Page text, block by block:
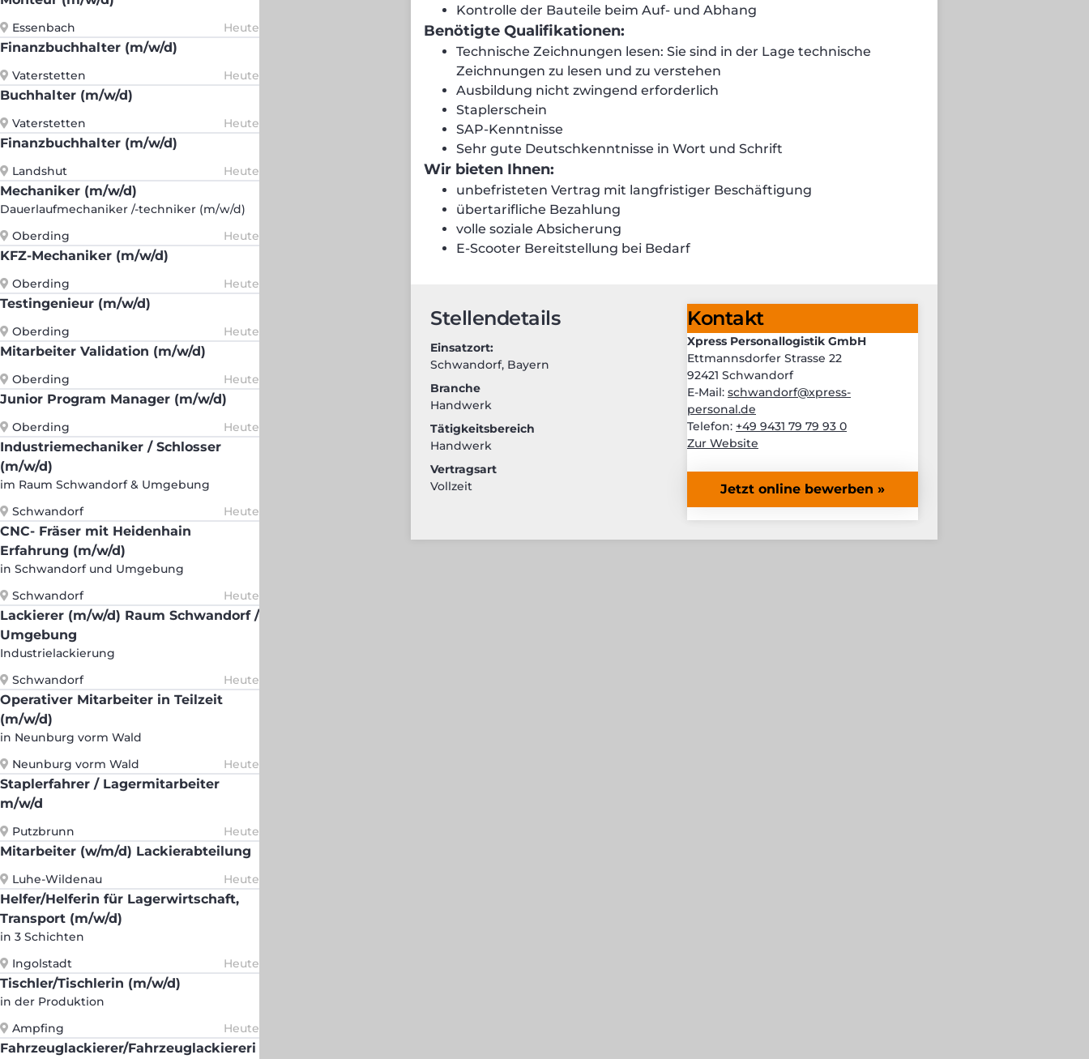
Essenbach Heute
Finanzbuchhalter (m/w/d)
Vaterstetten Heute
Buchhalter (m/w/d)
Vaterstetten Heute
Finanzbuchhalter (m/w/d)
Landshut Heute
Mechaniker (m/w/d)
Dauerlaufmechaniker /-techniker (m/w/d)
Oberding
Heute
KFZ-Mechaniker (m/w/d)
Oberding Heute
Testingenieur (m/w/d)
Oberding Heute
Mitarbeiter Validation (m/w/d)
Oberding Heute
Junior Program Manager (m/w/d)
Oberding Heute
Industriemechaniker / Schlosser
(m/w/d)
im Raum Schwandorf & Umgebung
Schwandorf
Heute
CNC- Fräser mit Heidenhain
Erfahrung (m/w/d)
in Schwandorf und Umgebung
Schwandorf
Heute
Lackierer (m/w/d) Raum Schwandorf /
Umgebung
Industrielackierung
Schwandorf
Heute
Operativer Mitarbeiter in Teilzeit
(m/w/d)
in Neunburg vorm Wald
Neunburg vorm Wald
Heute
Staplerfahrer / Lagermitarbeiter
m/w/d
Putzbrunn Heute
Mitarbeiter (w/m/d) Lackierabteilung
Luhe-Wildenau Heute
Helfer/Helferin für Lagerwirtschaft,
Transport (m/w/d)
in 3 Schichten
Ingolstadt
Heute
Tischler/Tischlerin (m/w/d)
in der Produktion
Ampfing
Heute
Fahrzeuglackierer/Fahrzeuglackiereri
Kontrolle der Bauteile beim Auf- und Abhang
Benötigte Qualifikationen:
Technische Zeichnungen lesen: Sie sind in der Lage technische
Zeichnungen zu lesen und zu verstehen
Ausbildung nicht zwingend erforderlich
Staplerschein
SAP-Kenntnisse
Sehr gute Deutschkenntnisse in Wort und Schrift
Wir bieten Ihnen:
unbefristeten Vertrag mit langfristiger Beschäftigung
übertarifliche Bezahlung
volle soziale Absicherung
E-Scooter Bereitstellung bei Bedarf
Stellendetails
Einsatzort:
Schwandorf, Bayern
Branche
Handwerk
Tätigkeitsbereich
Handwerk
Vertragsart
Vollzeit
Kontakt
Xpress Personallogistik GmbH
Ettmannsdorfer Strasse 22
92421 Schwandorf
E-Mail: schwandorf@xpress-
personal.de
Telefon: +49 9431 79 79 93 0
Zur Website
Jetzt online bewerben